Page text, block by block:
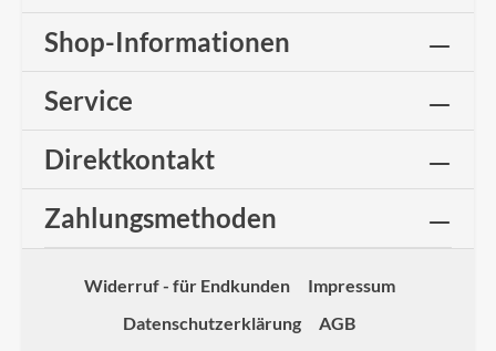
Shop-Informationen
Service
Direktkontakt
Zahlungsmethoden
Widerruf - für Endkunden
Impressum
Datenschutzerklärung
AGB